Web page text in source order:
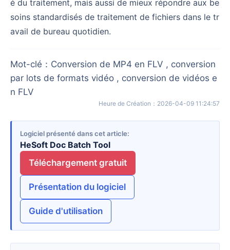
é du traitement, mais aussi de mieux répondre aux be
soins standardisés de traitement de fichiers dans le tr
avail de bureau quotidien.
Mot-clé ： Conversion de MP4 en FLV , conversion
par lots de formats vidéo , conversion de vidéos e
n FLV
Heure de Création ： 2026-04-09 11:24:57
Logiciel présenté dans cet article
HeSoft Doc Batch Tool
Téléchargement gratuit
Présentation du logiciel
Guide d'utilisation